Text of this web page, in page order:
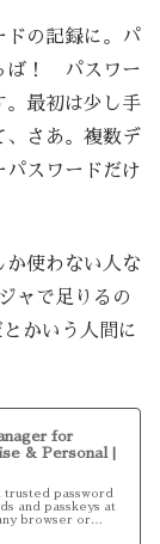
ドの記録に。パ
ば！ パスワー
。最初は少し手
、さあ。複数デ
パスワードだけ
使わない人な
ャで足りるの
かいう人間に
for
& Personal |
trusted password
and passkeys at
browser or